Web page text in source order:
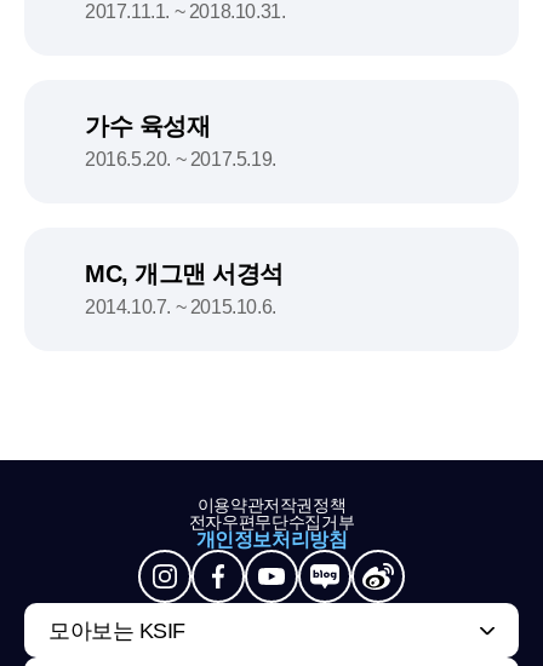
2017.11.1. ~ 2018.10.31.
가수 육성재
2016.5.20. ~ 2017.5.19.
MC, 개그맨 서경석
2014.10.7. ~ 2015.10.6.
이용약관저작권정책
전자우편무단수집거부
개인정보처리방침
모아보는 KSIF